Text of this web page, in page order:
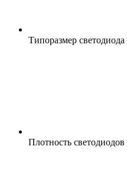
Типоразмер светодиода
Плотность светодиодов